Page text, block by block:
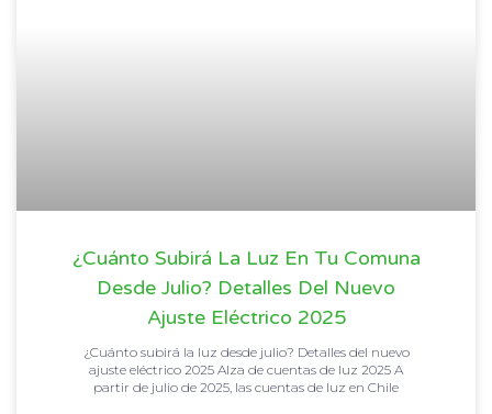
¿Cuánto Subirá La Luz En Tu Comuna
Desde Julio? Detalles Del Nuevo
Ajuste Eléctrico 2025
¿Cuánto subirá la luz desde julio? Detalles del nuevo
ajuste eléctrico 2025 Alza de cuentas de luz 2025 A
partir de julio de 2025, las cuentas de luz en Chile